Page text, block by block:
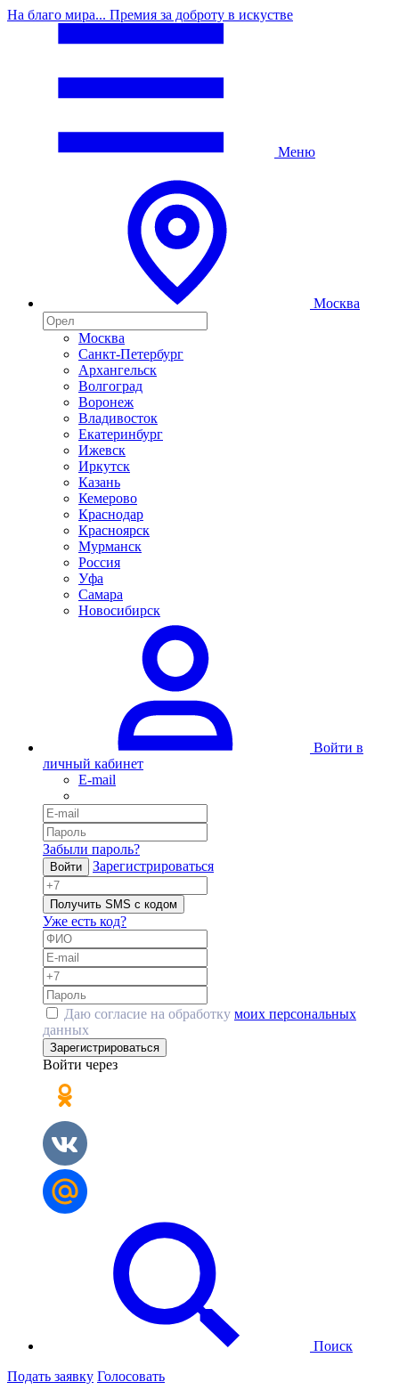
На благо мира... Премия за доброту в искустве
Меню
Москва
Москва
Санкт-Петербург
Архангельск
Волгоград
Воронеж
Владивосток
Екатеринбург
Ижевск
Иркутск
Казань
Кемерово
Краснодар
Красноярск
Мурманск
Россия
Уфа
Самара
Новосибирск
Войти в
личный кабинет
E-mail
Забыли пароль?
Войти Зарегистрироваться
Получить SMS с кодом
Уже есть код?
Даю согласие на обработку моих персональных
данных
Зарегистрироваться
Войти через
Поиск
Подать заявку Голосовать